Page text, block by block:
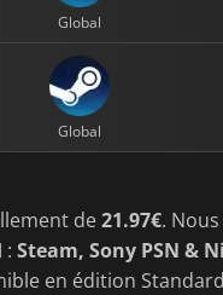
Global
Global
de21.97€.
: Steam, Sony PSN &
en édition